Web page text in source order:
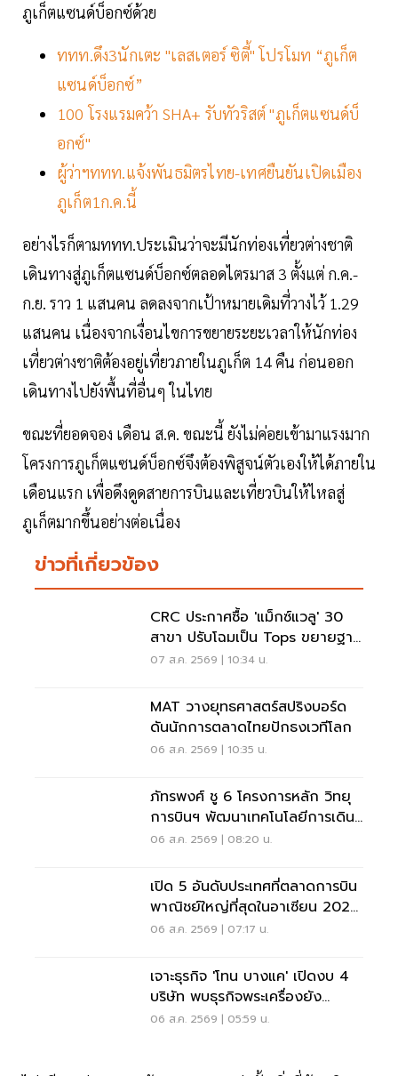
ภูเก็ตแซนด์บ็อกซ์ด้วย
ททท.ดึง3นักเตะ "เลสเตอร์ ซิตี้" โปรโมท “ภูเก็ต
แซนด์บ็อกซ์”
100 โรงแรมคว้า SHA+ รับทัวริสต์ "ภูเก็ตแซนด์บ็
อกซ์"
ผู้ว่าฯททท.แจ้งพันธมิตรไทย-เทศยืนยันเปิดเมือง
ภูเก็ต1ก.ค.นี้
อย่างไรก็ตามททท.ประเมินว่าจะมีนักท่องเที่ยวต่างชาติ
เดินทางสู่ภูเก็ตแซนด์บ็อกซ์ตลอดไตรมาส 3 ตั้งแต่ ก.ค.-
ก.ย. ราว 1 แสนคน ลดลงจากเป้าหมายเดิมที่วางไว้ 1.29
แสนคน เนื่องจากเงื่อนไขการขยายระยะเวลาให้นักท่อง
เที่ยวต่างชาติต้องอยู่เที่ยวภายในภูเก็ต 14 คืน ก่อนออก
เดินทางไปยังพื้นที่อื่นๆ ในไทย
ขณะที่ยอดจอง เดือน ส.ค. ขณะนี้ ยังไม่ค่อยเข้ามาแรงมาก
โครงการภูเก็ตแซนด์บ็อกซ์จึงต้องพิสูจน์ตัวเองให้ได้ภายใน
เดือนแรก เพื่อดึงดูดสายการบินและเที่ยวบินให้ไหลสู่
ภูเก็ตมากขึ้นอย่างต่อเนื่อง
ข่าวที่เกี่ยวข้อง
CRC ประกาศซื้อ 'แม็กซ์แวลู' 30
สาขา ปรับโฉมเป็น Tops ขยายฐาน
ลูกค้าเพิ่ม 9 แสนราย
07 ส.ค. 2569 | 10:34 น.
MAT วางยุทธศาสตร์สปริงบอร์ด
ดันนักการตลาดไทยปักธงเวทีโลก
06 ส.ค. 2569 | 10:35 น.
ภัทรพงศ์ ชู 6 โครงการหลัก วิทยุ
การบินฯ พัฒนาเทคโนโลยีการเดิน
อากาศ การบินยุคใหม่
06 ส.ค. 2569 | 08:20 น.
เปิด 5 อันดับประเทศที่ตลาดการบิน
พาณิชย์ใหญ่ที่สุดในอาเซียน 2026
เวียดนามแซงไทยแล้ว
06 ส.ค. 2569 | 07:17 น.
เจาะธุรกิจ 'โทน บางแค' เปิดงบ 4
บริษัท พบธุรกิจพระเครื่องยัง
ขาดทุน
06 ส.ค. 2569 | 05:59 น.